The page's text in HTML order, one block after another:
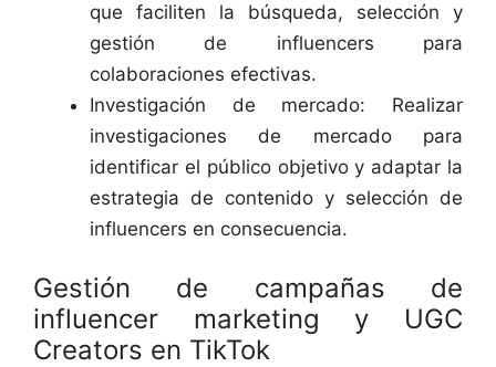
que faciliten la búsqueda, selección y
gestión de influencers para
colaboraciones efectivas.
Investigación de mercado: Realizar
investigaciones de mercado para
identificar el público objetivo y adaptar la
estrategia de contenido y selección de
influencers en consecuencia.
Gestión de campañas de
influencer marketing y UGC
Creators en TikTok